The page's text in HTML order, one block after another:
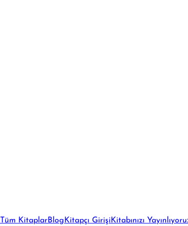
Tüm KitaplarBlog Kitapçı Girişi Kitabınızı